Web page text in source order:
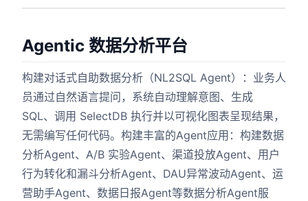
Agentic 数据分析平台
构建对话式自助数据分析（NL2SQL Agent）：业务人
员通过自然语言提问，系统自动理解意图、生成
SQL、调用 SelectDB 执行并以可视化图表呈现结果，
无需编写任何代码。构建丰富的Agent应用：构建数据
分析Agent、A/B 实验Agent、渠道投放Agent、用户
行为转化和漏斗分析Agent、DAU异常波动Agent、运
营助手Agent、数据日报Agent等数据分析Agent服